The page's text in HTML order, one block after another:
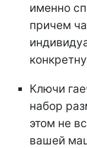
именно
причем
Ключи
набор
этом не
вашей